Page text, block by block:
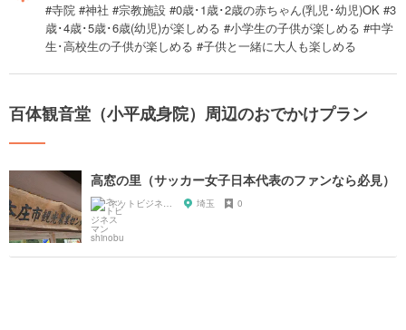
#寺院 #神社 #宗教施設 #0歳･1歳･2歳の赤ちゃん(乳児･幼児)OK #3
歳･4歳･5歳･6歳(幼児)が楽しめる #小学生の子供が楽しめる #中学
生･高校生の子供が楽しめる #子供と一緒に大人も楽しめる
百体観音堂（小平成身院）周辺のおでかけプラン
高窓の里（サッカー女子日本代表のファンなら必見）
ネットビジネスマン shinobu 埼玉 0